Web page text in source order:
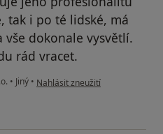
tak i po té lidské, má
dokonale vysvětlí.
rád vracet.
• Jiný • podle názoru uživatele Petr
Nahlásit zneužití